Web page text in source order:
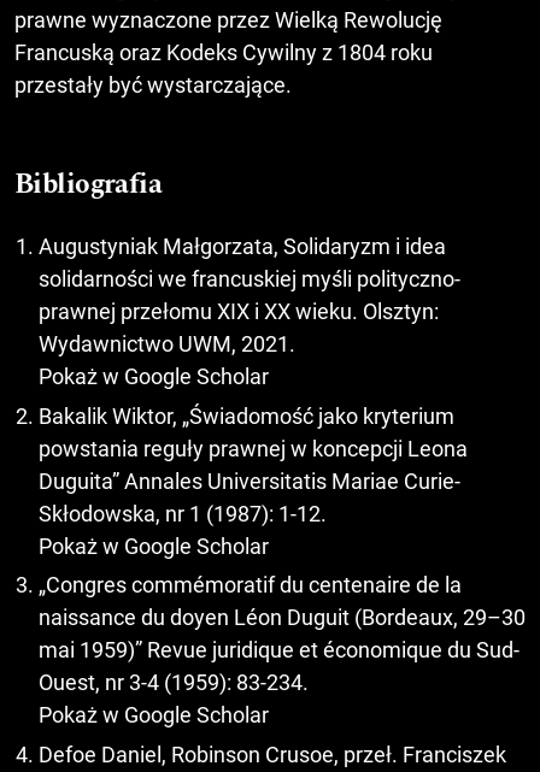
prawne wyznaczone przez Wielką Rewolucję
Francuską oraz Kodeks Cywilny z 1804 roku
przestały być wystarczające.
Bibliografia
Augustyniak Małgorzata, Solidaryzm i idea
solidarności we francuskiej myśli polityczno-
prawnej przełomu XIX i XX wieku. Olsztyn:
Wydawnictwo UWM, 2021.
Pokaż w Google Scholar
Bakalik Wiktor, „Świadomość jako kryterium
powstania reguły prawnej w koncepcji Leona
Duguita” Annales Universitatis Mariae Curie-
Skłodowska, nr 1 (1987): 1-12.
Pokaż w Google Scholar
„Congres commémoratif du centenaire de la
naissance du doyen Léon Duguit (Bordeaux, 29–30
mai 1959)” Revue juridique et économique du Sud-
Ouest, nr 3-4 (1959): 83-234.
Pokaż w Google Scholar
Defoe Daniel, Robinson Crusoe, przeł. Franciszek